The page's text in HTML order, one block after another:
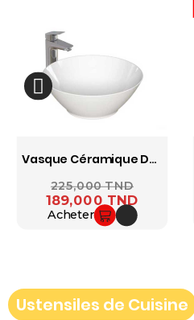
Vasque Céramique DURA Leo 45 Cm 5910MB Blanc
Prix ​​habituel
225,000 TNDPrix
189,000 TND
Acheter
Ustensiles de Cuisine